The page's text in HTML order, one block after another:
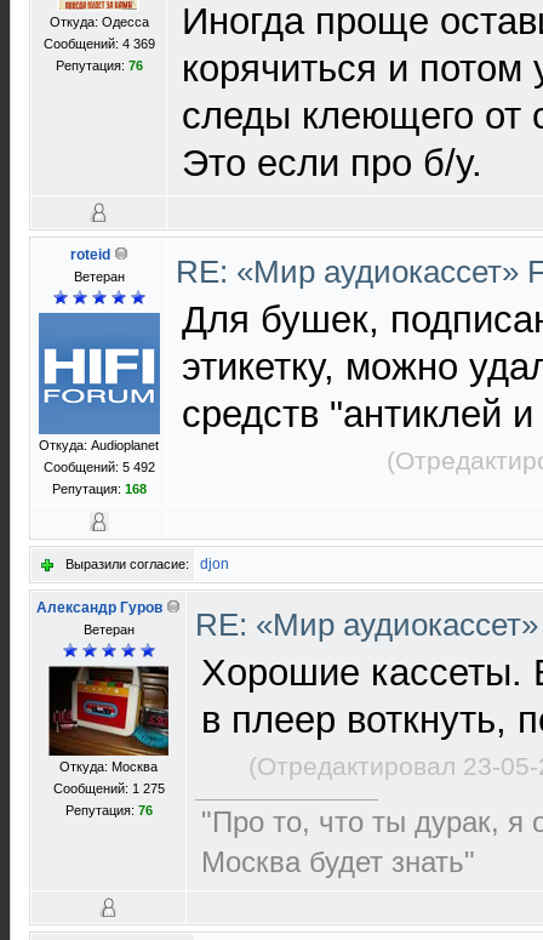
Откуда: Одесса
Сообщений: 4 369
Репутация: 76
Иногда проще
корячиться и потом
следы клеющего от
Это если про б/у.
roteid
Ветеран
Откуда: Audioplanet
Сообщений: 5 492
Репутация: 168
RE: «Мир аудиокассет»
Для бушек,
этикетку, можно
средств "антиклей
Выразили согласие: djon
Александр Гуров
Ветеран
Откуда: Москва
Сообщений: 1 275
Репутация: 76
RE: «Мир
Хорошие кассеты.
в плеер воткнуть,
(Отредактировал 23-
"Про то, что ты дурак, я
Москва будет знать"